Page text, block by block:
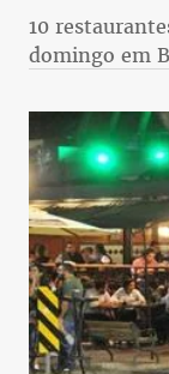
10
domingo em